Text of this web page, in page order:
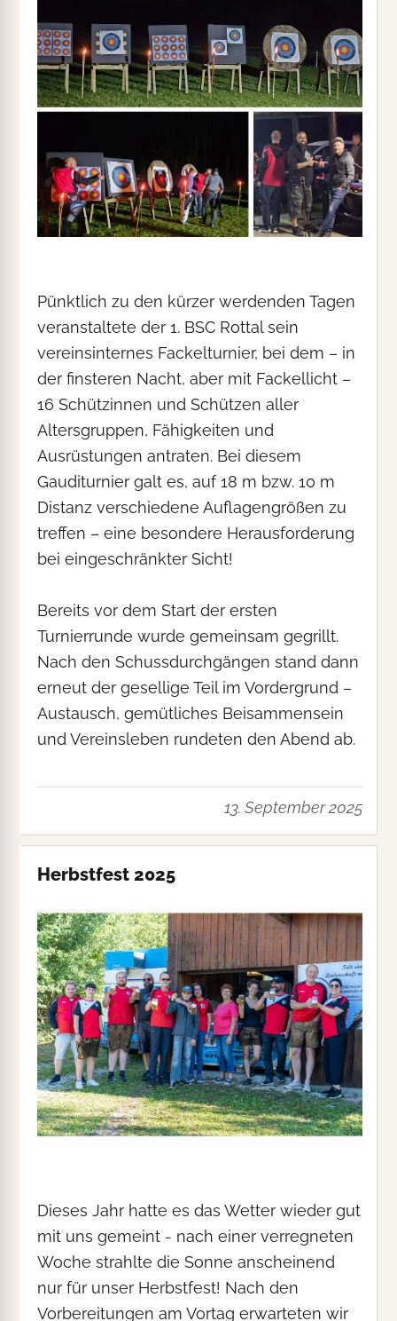
Pünktlich zu den kürzer werdenden Tagen
veranstaltete der 1. BSC Rottal sein
vereinsinternes Fackelturnier, bei dem – in
der finsteren Nacht, aber mit Fackellicht –
16 Schützinnen und Schützen aller
Altersgruppen, Fähigkeiten und
Ausrüstungen antraten. Bei diesem
Gauditurnier galt es, auf 18 m bzw. 10 m
Distanz verschiedene Auflagengrößen zu
treffen – eine besondere Herausforderung
bei eingeschränkter Sicht!
Bereits vor dem Start der ersten
Turnierrunde wurde gemeinsam gegrillt.
Nach den Schussdurchgängen stand dann
erneut der gesellige Teil im Vordergrund –
Austausch, gemütliches Beisammensein
und Vereinsleben rundeten den Abend ab.
13. September 2025
Herbstfest 2025
Dieses Jahr hatte es das Wetter wieder gut
mit uns gemeint - nach einer verregneten
Woche strahlte die Sonne anscheinend
nur für unser Herbstfest! Nach den
Vorbereitungen am Vortag erwarteten wir